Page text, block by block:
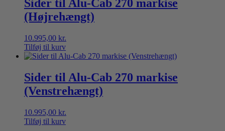
Sider til Alu-Cab 270 markise
(Højrehængt)
10.995,00 kr.
Tilføj til kurv
Sider til Alu-Cab 270 markise
(Venstrehængt)
10.995,00 kr.
Tilføj til kurv